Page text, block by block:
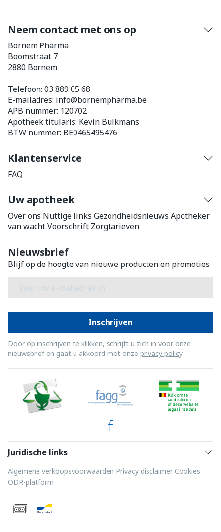
Neem contact met ons op
Bornem Pharma
Boomstraat 7
2880 Bornem
Telefoon: 03 889 05 68
E-mailadres: info@bornempharma.be
APB nummer: 120702
Apotheek titularis: Kevin Bulkmans
BTW nummer: BE0465495476
Klantenservice
FAQ
Uw apotheek
Over ons Nuttige links Gezondheidsnieuws Apotheker
van wachtVoorschrift Zorgtarieven
Nieuwsbrief
Blijf op de hoogte van nieuwe producten en promoties
Inschrijven
Door op inschrijven te klikken, schrijft u zich in voor onze
nieuwsbrief en gaat u akkoord met onze privacy policy.
Juridische links
Algemene verkoopsvoorwaarden Privacy disclaimer Cookies
ODR-platform